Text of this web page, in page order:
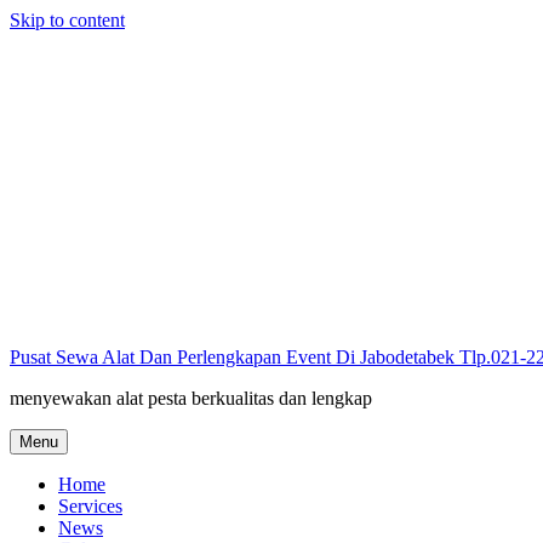
Skip to content
Pusat Sewa Alat Dan Perlengkapan Event Di Jabodetabek Tlp.021-
menyewakan alat pesta berkualitas dan lengkap
Menu
Home
Services
News